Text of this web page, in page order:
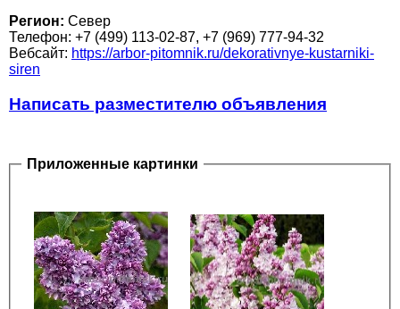
Регион: Север
Телефон: +7 (499) 113-02-87, +7 (969) 777-94-32
Вебсайт: https://arbor-pitomnik.ru/dekorativnye-kustarniki-
siren
Написать разместителю объявления
Приложенные картинки